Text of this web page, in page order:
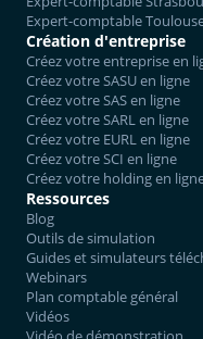
Expert-comptable
Création d'entreprise
Créez votre entreprise en
Créez votre SASU en ligne
Créez votre SAS en ligne
Créez votre SARL en ligne
Créez votre EURL en ligne
Créez votre SCI en ligne
Créez votre holding en
Ressources
Blog
Outils de simulation
Guides et simulateurs
Webinars
Plan comptable général
Vidéos